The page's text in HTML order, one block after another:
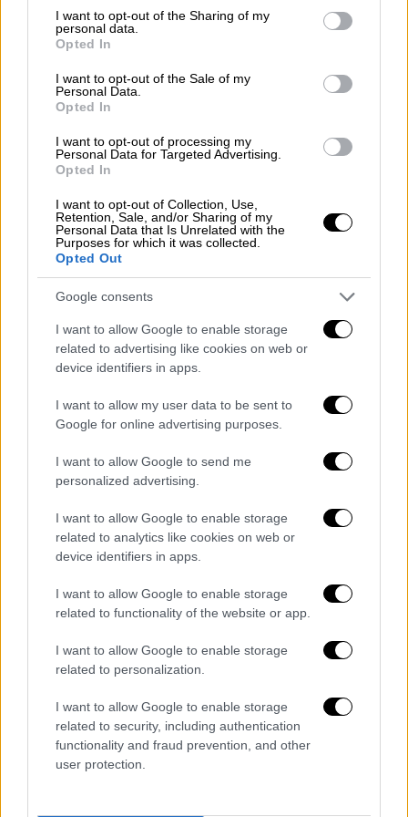
not limited to your visit or usage behaviour. You may click to
grant or deny consent to Google and its third-party tags to
use your data for below specified purposes in below Google
consent section.
I want to opt-out of the Sharing of my
personal data.
Opted In
I want to opt-out of the Sale of my
Personal Data.
Opted In
I want to opt-out of processing my
Personal Data for Targeted Advertising.
Opted In
I want to opt-out of Collection, Use,
Retention, Sale, and/or Sharing of my
Personal Data that Is Unrelated with the
Purposes for which it was collected.
Opted Out
Google consents
I want to allow Google to enable storage
related to advertising like cookies on web or
device identifiers in apps.
I want to allow my user data to be sent to
Google for online advertising purposes.
I want to allow Google to send me
personalized advertising.
I want to allow Google to enable storage
related to analytics like cookies on web or
device identifiers in apps.
I want to allow Google to enable storage
related to functionality of the website or app.
I want to allow Google to enable storage
related to personalization.
I want to allow Google to enable storage
related to security, including authentication
functionality and fraud prevention, and other
user protection.
Επιπλέον έγιναν αναφορές πως σε κάποια
σπίτια έγιναν ρωγμές σε τοίχους, οι ίδιες
πληροφορίες αναφέρουν πως οι
συγκεκριμένες κατοικίες είναι παλιές και
μένουν ηλικιωμένοι.
video
Άγνωστο ρήγμα πίσω από το σεισμό
Μιλώντας στο eviathema, ο σεισμολόγος
Ευθύμιος Λέκκας, εξήγησε πως ο σεισμός
είναι υπό παρακολούθηση και αξιολόγηση
καθώς η περιοχή δίνει σεισμικές δονήσεις
εδώ και δέκα ημέρες
«Στις 6:32 το πρωί έγινε αισθητός σεισμός
στην Εύβοια4,8 της κλίμακας Ρίχτερ
ακολούθησε μετασεισμός με μέγεθος 3,2
Ρίχτερ. Ησεισμική δραστηριότητα
βρίσκεται σε εξέλιξη στην περιοχή της
Νότιας Εύβοιας
σεισμική δραστηριότητακαι γι’αυτό κοιτάμε